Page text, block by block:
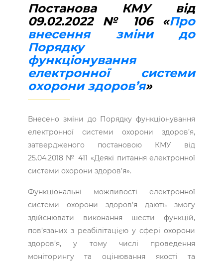
Постанова КМУ від
09.02.2022 № 106 «Про
внесення зміни до
Порядку
функціонування
електронної системи
охорони здоров’я»
Внесено зміни до Порядку функціонування
електронної системи охорони здоров’я,
затвердженого постановою КМУ від
25.04.2018 № 411 «Деякі питання електронної
системи охорони здоров’я».
Функціональні можливості електронної
системи охорони здоров’я дають змогу
здійснювати виконання шести функцій,
пов’язаних з реабілітацією у сфері охорони
здоров’я, у тому числі проведення
моніторингу та оцінювання якості та